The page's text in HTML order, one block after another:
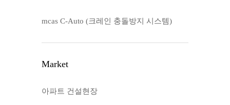
mcas C-Auto (크레인 충돌방지 시스템)
Market
아파트 건설현장